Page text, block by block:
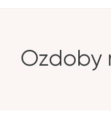
Ozdoby